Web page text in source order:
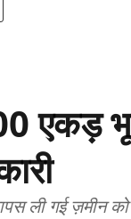
एकड़
ली गई ज़मीन